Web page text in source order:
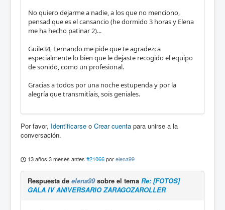
No quiero dejarme a nadie, a los que no menciono,
pensad que es el cansancio (he dormido 3 horas y Elena
me ha hecho patinar 2)...
Guile34, Fernando me pide que te agradezca
especialmente lo bien que le dejaste recogido el equipo
de sonido, como un profesional.
Gracias a todos por una noche estupenda y por la
alegría que transmitíais, sois geniales.
Por favor, Identificarse o Crear cuenta para unirse a la
conversación.
13 años 3 meses antes #21066porelena99
Respuesta de elena99sobre el tema Re: [FOTOS]
GALA IV ANIVERSARIO ZARAGOZAROLLER